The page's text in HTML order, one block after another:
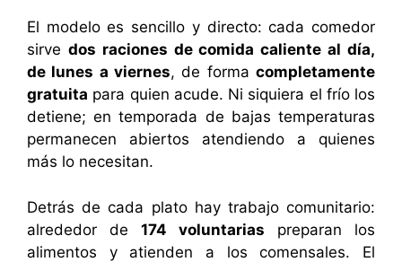
El modelo es sencillo y directo: cada comedor
sirve dos raciones de comida caliente al día,
de lunes a viernes, de forma completamente
gratuita para quien acude. Ni siquiera el frío los
detiene; en temporada de bajas temperaturas
permanecen abiertos atendiendo a quienes
más lo necesitan.
Detrás de cada plato hay trabajo comunitario:
alrededor de 174 voluntarias preparan los
alimentos y atienden a los comensales. El